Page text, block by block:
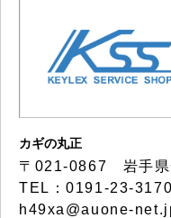
カギの丸正
〒021-0867 岩手県
TEL：0191-23-
h49xa@auone-